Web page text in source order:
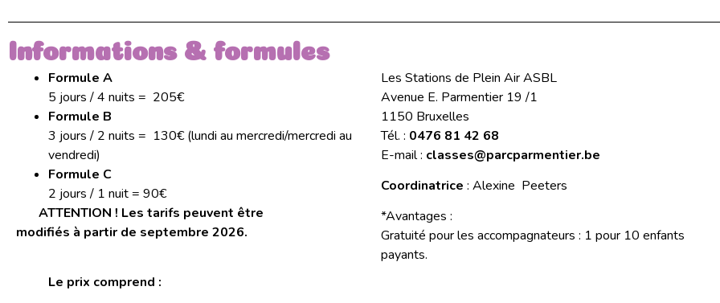
Informations & formules
Formule A
5 jours / 4 nuits = 205€
Formule B
3 jours / 2 nuits = 130€ (lundi au mercredi/mercredi au
vendredi)
Formule C
2 jours / 1 nuit = 90€
ATTENTION ! Les tarifs peuvent être
modifiés à partir de septembre 2026.
Le prix comprend :
Les Stations de Plein Air ASBL
Avenue E. Parmentier 19 /1
1150 Bruxelles
Tél. : 0476 81 42 68
E-mail : classes@parcparmentier.be
Coordinatrice : Alexine Peeters
*Avantages :
Gratuité pour les accompagnateurs : 1 pour 10 enfants
payants.